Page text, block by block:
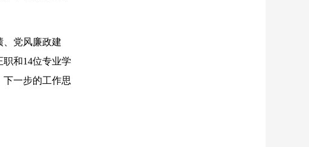
党风廉政建
和14位专业学
下一步的工作思